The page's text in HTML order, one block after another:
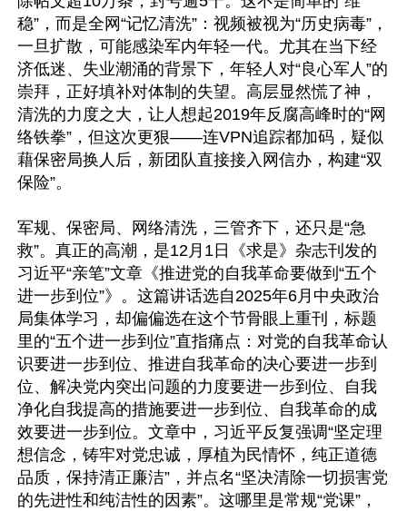
稳”，而是全网“记忆清洗”：视频被视为“历史病毒”，
一旦扩散，可能感染军内年轻一代。尤其在当下经
济低迷、失业潮涌的背景下，年轻人对“良心军人”的
崇拜，正好填补对体制的失望。高层显然慌了神，
清洗的力度之大，让人想起2019年反腐高峰时的“网
络铁拳”，但这次更狠——连VPN追踪都加码，疑似
藉保密局换人后，新团队直接接入网信办，构建“双
保险”。
军规、保密局、网络清洗，三管齐下，还只是“急
救”。真正的高潮，是12月1日《求是》杂志刊发的
习近平“亲笔”文章《推进党的自我革命要做到“五个
进一步到位”》。这篇讲话选自2025年6月中央政治
局集体学习，却偏偏选在这个节骨眼上重刊，标题
里的“五个进一步到位”直指痛点：对党的自我革命认
识要进一步到位、推进自我革命的决心要进一步到
位、解决党内突出问题的力度要进一步到位、自我
净化自我提高的措施要进一步到位、自我革命的成
效要进一步到位。文章中，习近平反复强调“坚定理
想信念，铸牢对党忠诚，厚植为民情怀，纯正道德
品质，保持清正廉洁”，并点名“坚决清除一切损害党
的先进性和纯洁性的因素”。这哪里是常规“党课”，